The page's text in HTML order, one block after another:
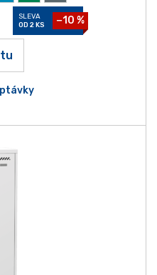
SLEVA
OD 2 KS
−10 %